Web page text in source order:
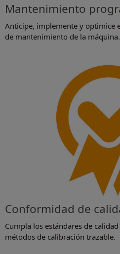
Mantenimiento
Anticipe, implemente y optimice
de mantenimiento de la máquina.
Conformidad de
Cumpla los estándares de
métodos de calibración trazable.